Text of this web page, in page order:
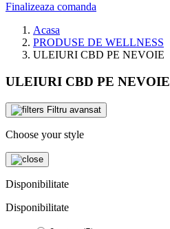
Finalizeaza comanda
Acasa
PRODUSE DE WELLNESS
ULEIURI CBD PE NEVOIE
ULEIURI CBD PE NEVOIE
Filtru avansat
Choose your style
Disponibilitate
Disponibilitate